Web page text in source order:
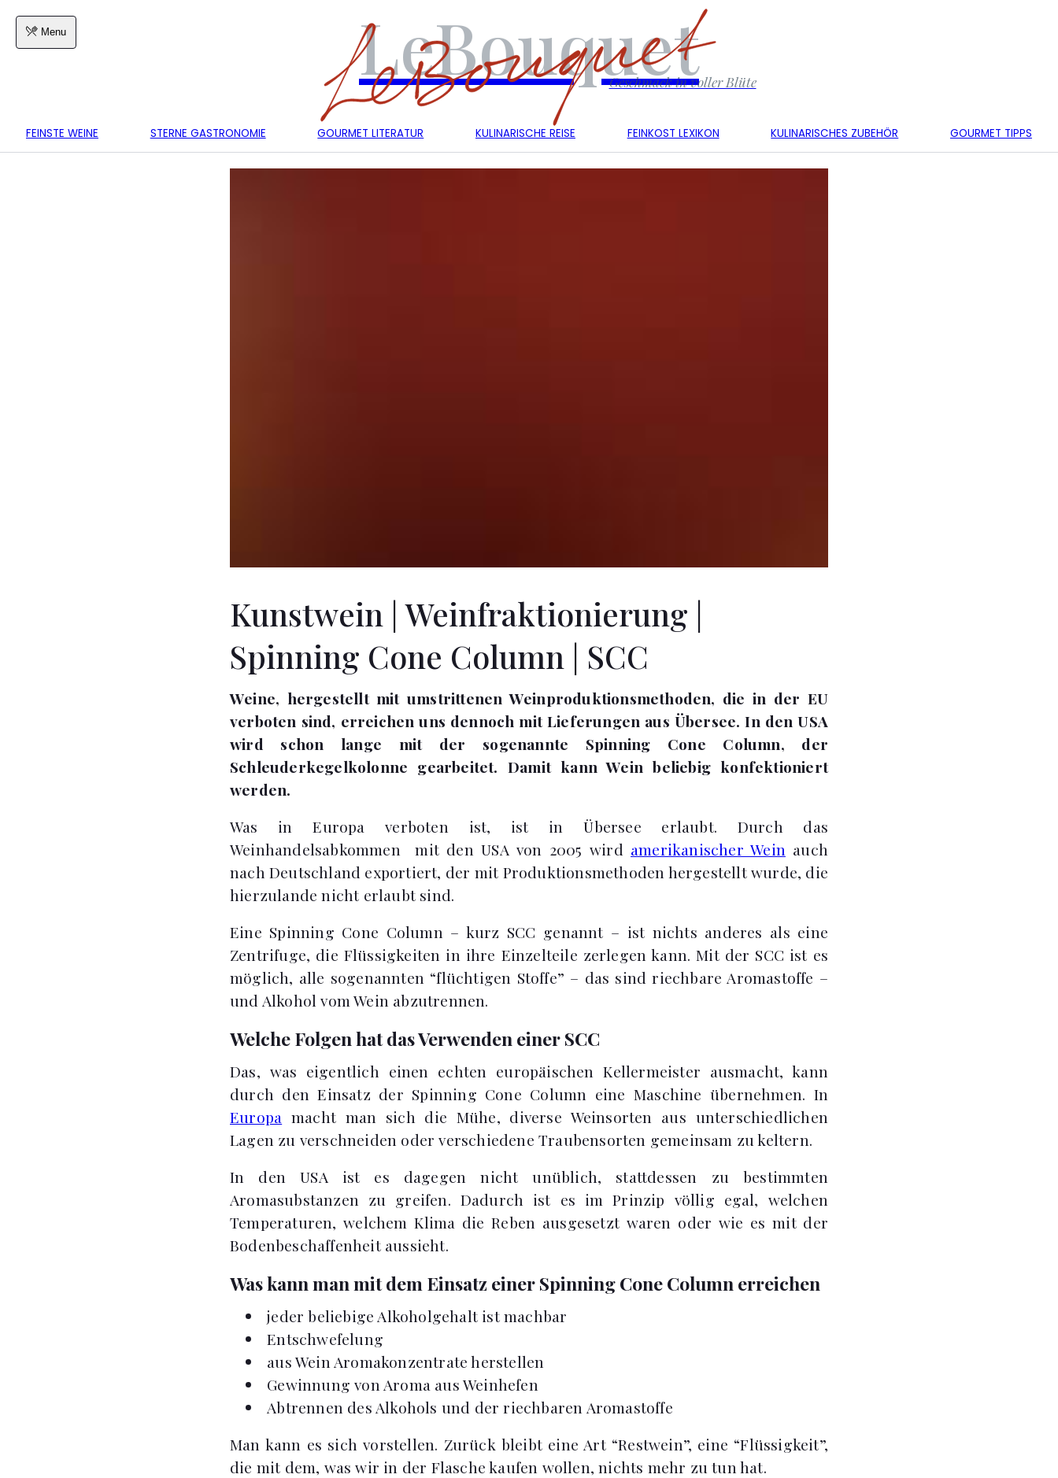
Menu LeBouquet
Geschmack in voller Blüte
FEINSTE WEINE STERNE GASTRONOMIE GOURMET LITERATUR KULINARISCHE REISE FEINKOST LEXIKON KULINARISCHES ZUBEHÖR GOURMET TIPPS
Kunstwein | Weinfraktionierung |
Spinning Cone Column | SCC
Weine, hergestellt mit umstrittenen Weinproduktionsmethoden, die in der EU
verboten sind, erreichen uns dennoch mit Lieferungen aus Übersee. In den USA
wird schon lange mit der sogenannte Spinning Cone Column, der
Schleuderkegelkolonne gearbeitet. Damit kann Wein beliebig konfektioniert
werden.
Was in Europa verboten ist, ist in Übersee erlaubt. Durch das
Weinhandelsabkommen mit den USA von 2005 wird amerikanischer Wein auch
nach Deutschland exportiert, der mit Produktionsmethoden hergestellt wurde, die
hierzulande nicht erlaubt sind.
Eine Spinning Cone Column – kurz SCC genannt – ist nichts anderes als eine
Zentrifuge, die Flüssigkeiten in ihre Einzelteile zerlegen kann. Mit der SCC ist es
möglich, alle sogenannten “flüchtigen Stoffe” – das sind riechbare Aromastoffe –
und Alkohol vom Wein abzutrennen.
Welche Folgen hat das Verwenden einer SCC
Das, was eigentlich einen echten europäischen Kellermeister ausmacht, kann
durch den Einsatz der Spinning Cone Column eine Maschine übernehmen. In
Europa macht man sich die Mühe, diverse Weinsorten aus unterschiedlichen
Lagen zu verschneiden oder verschiedene Traubensorten gemeinsam zu keltern.
In den USA ist es dagegen nicht unüblich, stattdessen zu bestimmten
Aromasubstanzen zu greifen. Dadurch ist es im Prinzip völlig egal, welchen
Temperaturen, welchem Klima die Reben ausgesetzt waren oder wie es mit der
Bodenbeschaffenheit aussieht.
Was kann man mit dem Einsatz einer Spinning Cone Column erreichen
jeder beliebige Alkoholgehalt ist machbar
Entschwefelung
aus Wein Aromakonzentrate herstellen
Gewinnung von Aroma aus Weinhefen
Abtrennen des Alkohols und der riechbaren Aromastoffe
Man kann es sich vorstellen. Zurück bleibt eine Art “Restwein”, eine “Flüssigkeit”,
die mit dem, was wir in der Flasche kaufen wollen, nichts mehr zu tun hat.